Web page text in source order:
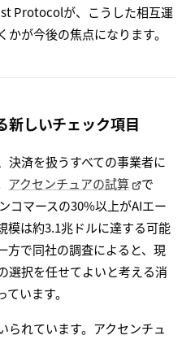
Protocolが、こうした相互運
が今後の焦点になります。
新しいチェック項目
決済を扱うすべての事業者に
アクセンチュアの試算
で
コマースの30%以上がAIエー
模は約3.1兆ドルに達する可能
方で同社の調査によると、現
選択を任せてよいと考える消
います。
られています。アクセンチュ